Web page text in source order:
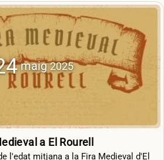
maig 2025
a El Rourell
l'edat mitjana a la Fira Medieval d'El